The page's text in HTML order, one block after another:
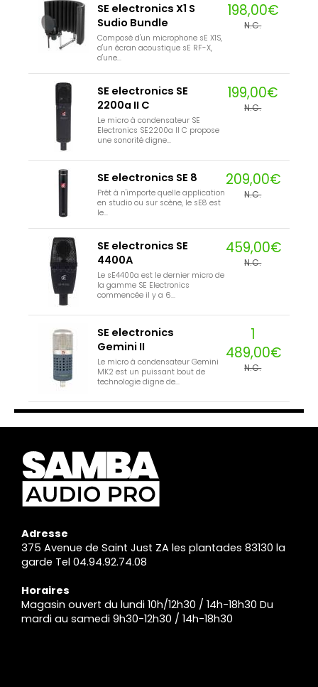
SE electronics X1 S
Sudio Bundle
Composé d'un microphone sE X1S,
d'un écran acoustique sE RF-X,
d'une...
198,00€
N.C.
SE electronics SE
2200a II C
Le micro à condensateur SE
Electronics SE2200a II C propose
une sonorité digne...
199,00€
N.C.
SE electronics SE 8
Prêt à n'importe quelle application
en studio ou sur scène, le sE8 est
le...
209,00€
N.C.
SE electronics SE
4400A
Le sE4400a est le dernier micro de
la gamme SE Electronics
commencée il y a 6...
459,00€
N.C.
SE electronics
Gemini II
Le micro à condensateur Gemini
MK2 est un puissant bout de
technologie digne de...
1
489,00€
N.C.
Adresse
375 Avenue de Saint Just ZA les plantades 83130 la
garde Tel 04.94.92.74.08
Horaires
Magasin ouvert du lundi 10h/12h30 / 14h-18h30 Du
mardi au samedi 9h30-12h30 / 14h-18h30